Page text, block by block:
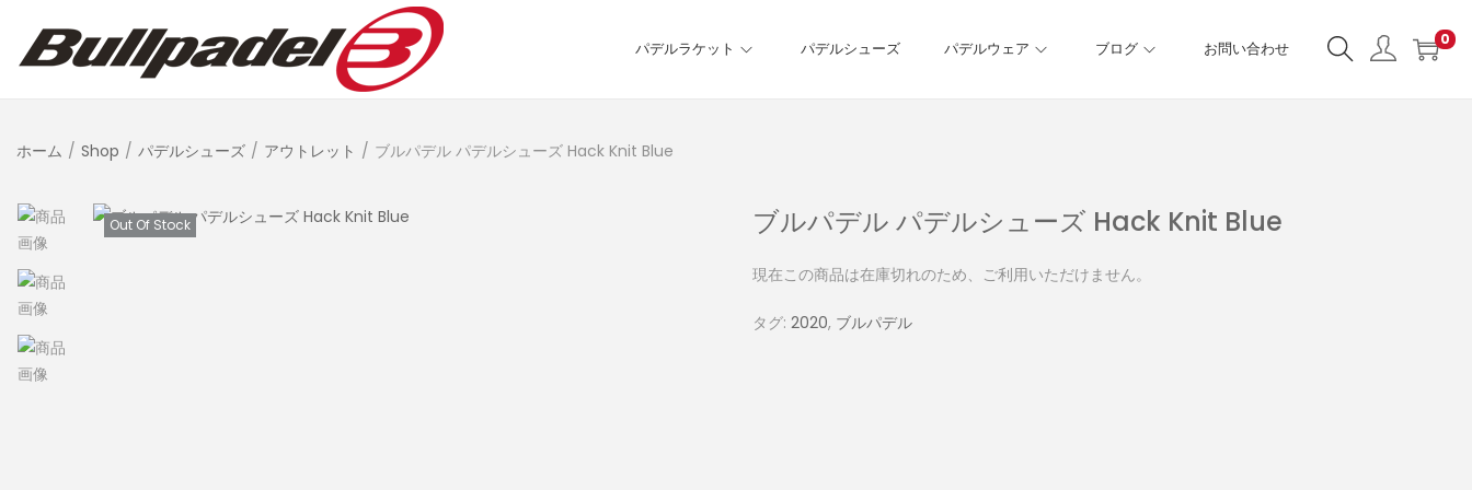
パデルラケット パデルシューズ パデルウェア ブログ お問い合わせ 0
ホーム / Shop / パデルシューズ / アウトレット / ブルパデル パデルシューズ Hack Knit Blue
Out Of Stock ブルパデル パデルシューズ Hack Knit Blue
現在この商品は在庫切れのため、ご利用いただけません。
タグ: 2020, ブルパデル